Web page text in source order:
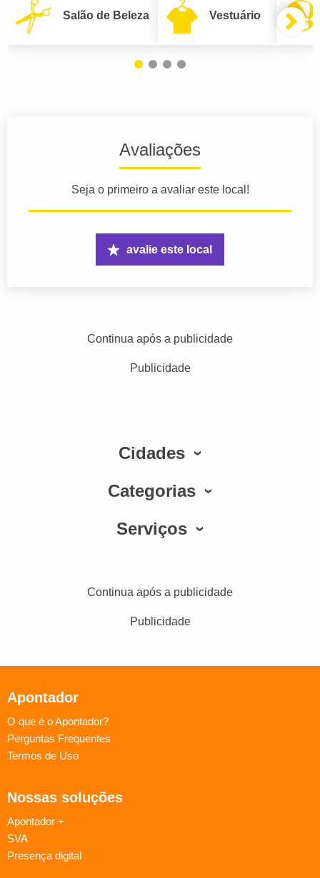
Salão de Beleza Vestuário
Avaliações
Seja o primeiro a avaliar este local!
avalie este local
Continua após a publicidade
Publicidade
Cidades
Categorias
Serviços
Continua após a publicidade
Publicidade
Apontador
O que é o Apontador?
Perguntas Frequentes
Termos de Uso
Nossas soluções
Apontador +
SVA
Presença digital